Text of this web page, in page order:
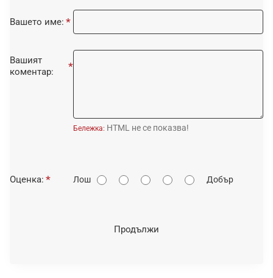
Вашето име:
Вашият
коментар:
Бележка: HTML не се показва!
О
Оценка: Лош Добър
Продължи